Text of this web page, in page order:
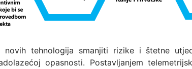
tehnologija smanjiti rizike i štetne
opasnosti. Postavljanjem